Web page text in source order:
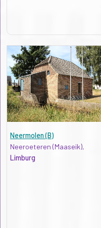
Neermolen (B)
Neeroeteren (Maaseik),
Limburg